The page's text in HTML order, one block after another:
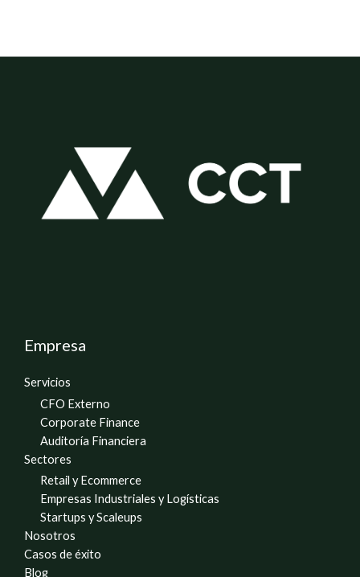
Empresa
Servicios
CFO Externo
Corporate Finance
Auditoría Financiera
Sectores
Retail y Ecommerce
Empresas Industriales y Logísticas
Startups y Scaleups
Nosotros
Casos de éxito
Blog